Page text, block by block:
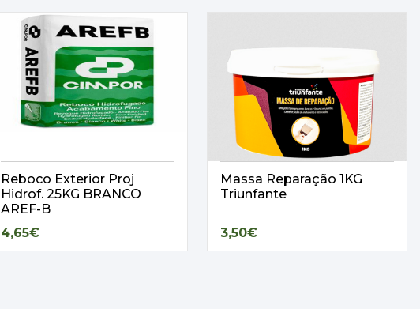
Reboco Exterior Proj
Hidrof. 25KG BRANCO
AREF-B
4,65€
Massa Reparação 1KG
Triunfante
3,50€